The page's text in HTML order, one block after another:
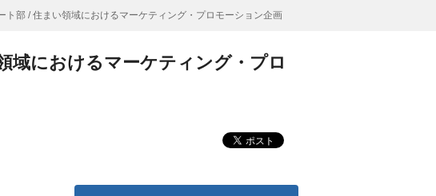
部 / 住まい領域におけるマーケティング・プロモーション企画
域におけるマーケティング・プロ